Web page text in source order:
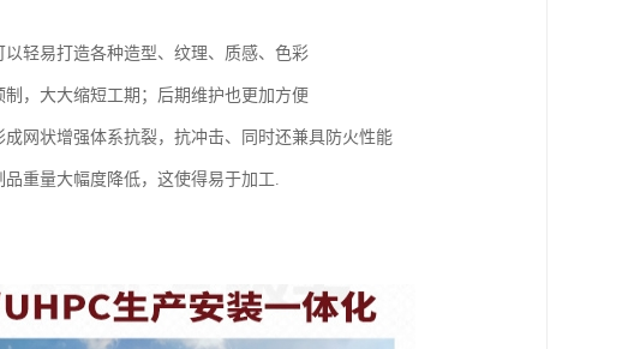
轻易打造各种造型、纹理、质感、色彩
，大大缩短工期；后期维护也更加方便
网状增强体系抗裂，抗冲击、同时还兼具防火性能
重量大幅度降低，这使得易于加工.